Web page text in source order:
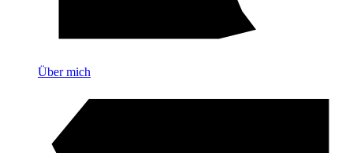
Über mich